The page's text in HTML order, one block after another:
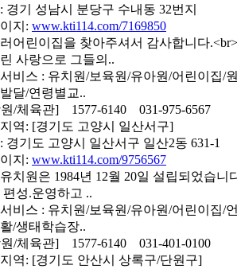
경기 성남시 분당구 수내동 32번지
지: www.kti114.com/7169850
어린이집을 찾아주셔서 감사합니다
사랑으로 그들의..
비스 : 유치원/보육원/유아원/어린이집/
달/연령별교..
원/체육관] 1577-6140
031-975-6567
역: [경기도 고양시 일산서구]
경기도 고양시 일산서구 일산2동 631-1
지: www.kti114.com/9756567
치원은 1984년 12월 20일 설립되었습니
편성.운영하고 ..
비스 : 유치원/보육원/유아원/어린이집/
/생태학습장..
원/체육관] 1577-6140
031-401-0100
역: [경기도 안산시 상록구/단원구]